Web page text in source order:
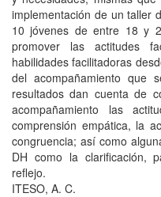
implementación de un taller
10 jóvenes de entre 18 y
promover las actitudes
habilidades facilitadoras
del acompañamiento que
resultados dan cuenta de
acompañamiento las
comprensión empática, la
congruencia; así como
DH como la clarificación,
reflejo.
ITESO, A. C.